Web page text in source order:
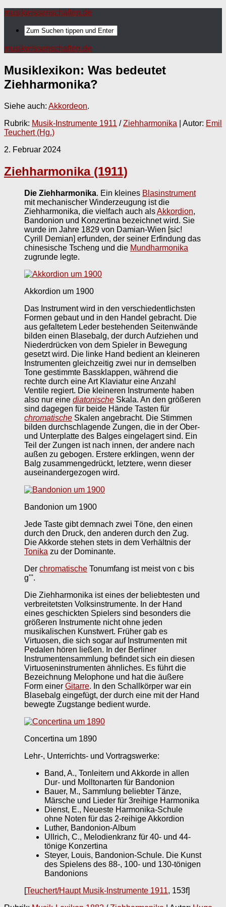
musikwissenschaften.de
musikwissenschaften.de
Musiklexikon: Was bedeutet
Ziehharmonika?
Siehe auch: Akkordeon.
Rubrik: Musik-Instrumente 1911 /Ziehharmonika | Autor: Emil
Teuchert (Hg.)
2. Februar 2024
Ziehharmonika (1911)
Die Ziehharmonika. Ein kleines Blasinstrument
mit mechanischer Winderzeugung ist die
Ziehharmonika, die vielfach auch alsAkkordion,
Bandonion und Konzertina bezeichnet wird. Sie
wurde im Jahre 1829 von Damian-Wien [sic!
Cyrill Demian] erfunden, der seiner Erfindung das
chinesische Tscheng und die Mundharmonika
zugrunde legte.
Akkordion um 1900
Das Instrument wird in den verschiedentlichsten
Formen gebaut und in den Handel gebracht. Die
aus gefaltetem Leder bestehenden Seitenwände
bilden einen Blasebalg, der durch Aufziehen und
Niederdrücken von dem Spieler in Bewegung
gesetzt wird. Die linke Hand bedient an kleineren
Instrumenten gleichzeitig zwei nur in demselben
Tone gestimmte Bassklappen, während die
rechte durch eine Art Klaviatur eine Anzahl
Ventile regiert. Die kleineren Instrumente haben
also nur eine diatonische Skala. An den größeren
sind dagegen für beide Hände Tasten für
chromatische Skalen angebracht. Die Stimmen
bilden durchschlagende Zungen, die in der Ober-
und Unterplatte des Balges eingelagert sind. Ein
Teil der Zungen ist nach innen, der andere nach
außen zu gebogen. Erstere erklingen, wenn der
Balg zusammengedrückt, letztere, wenn dieser
auseinandergezogen wird.
Bandonion um 1900
Jede Taste gibt demnach zwei Töne, den einen
durch den Druck, den anderen durch den Zug.
Die Akkorde stehen stets in dem Verhältnis der
Tonika zu der Dominante.
Der chromatische Tonumfang ist meist von c bis
g'''.
Die Ziehharmonika ist eines der beliebtesten und
verbreitetsten Volksinstrumente. In der Hand
eines geschickten Spielers sind besonders die
größeren Instrumente nicht ohne jeden
musikalischen Kunstwert. Früher gab es
Virtuosen, die sich sogar auf Instrumenten mit
Pedalen hören ließen. In der Berliner
Instrumentensammlung befindet sich ein diesen
Virtuoseninstrumenten ähnliches. Es führt die
Bezeichnung Melophone und hat die äußere
Form einer Gitarre. In den Schallkörper war ein
Blasebalg eingefügt, der durch eine mit der Hand
bewegte Zugstange bedient wurde.
Concertina um 1890
Lehr-, Unterrichts- und Vortragswerke:
Band, A., Tonleitern und Akkorde in allen
Dur- und Molltonarten für Bandonion
Bauer, M., Sammlung beliebter Tänze,
Märsche und Lieder für 3reihige Harmonika
Dienst, E., Neueste Harmonika-Schule
ohne Noten für das 2-reihige Akkordion
Luther, Bandonion-Album
Ullrich, C., Melodienkranz für 40- und 44-
tönige Konzertina
Steyer, Louis, Bandonion-Schule. Die Kunst
des Spielens des 88-, 100- und 130-tönigen
Bandonions
[Teuchert/Haupt Musik-Instrumente 1911, 153f]